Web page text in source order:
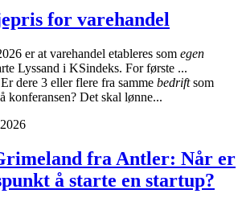
for varehandel
er at varehandel etableres som egen
Lyssand i KSindeks. For første ...
dere 3 eller flere fra samme bedriftsom
konferansen? Det skal lønne...
fra Antler: Når er
å starte en startup?